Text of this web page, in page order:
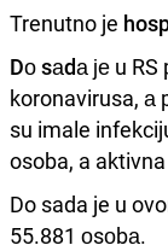
Trenutno je
Dо sаdа је u
koronavirusa, а
su imale
osoba, a
Do sada je u
55.881 оsоbа.